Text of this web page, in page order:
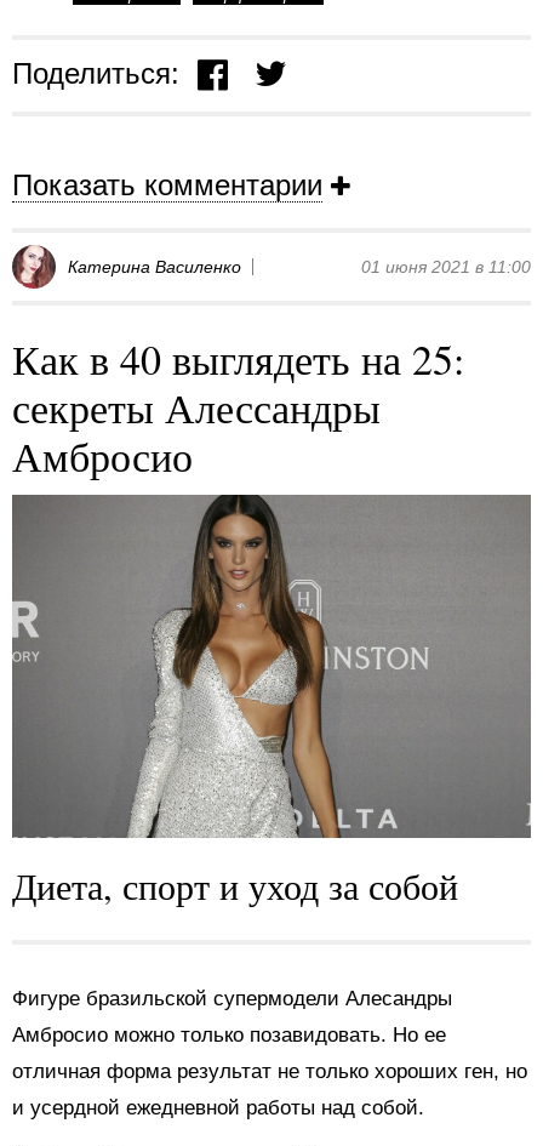
Поделиться:
Показать комментарии
Катерина Василенко 01 июня 2021 в 11:00
Как в 40 выглядеть на 25:
секреты Алессандры
Амбросио
Диета, спорт и уход за собой
Фигуре бразильской супермодели Алесандры
Амбросио можно только позавидовать. Но ее
отличная форма результат не только хороших ген, но
и усердной ежедневной работы над собой.